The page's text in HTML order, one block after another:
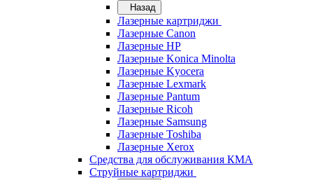
Назад
Лазерные картриджи
Лазерные Canon
Лазерные HP
Лазерные Konica Minolta
Лазерные Kyocera
Лазерные Lexmark
Лазерные Pantum
Лазерные Ricoh
Лазерные Samsung
Лазерные Toshiba
Лазерные Xerox
Средства для обслуживания КМА
Струйные картриджи